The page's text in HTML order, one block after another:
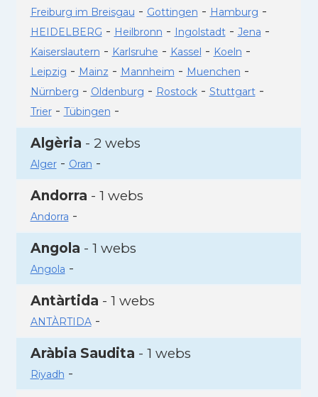
Freiburg im Breisgau - Gottingen - Hamburg -
HEIDELBERG - Heilbronn - Ingolstadt- Jena -
Kaiserslautern - Karlsruhe - Kassel - Koeln -
Leipzig - Mainz - Mannheim - Muenchen -
Nürnberg - Oldenburg - Rostock- Stuttgart-
Trier- Tübingen -
Algèria - 2 webs
Alger- Oran -
Andorra - 1 webs
Andorra -
Angola - 1 webs
Angola -
Antàrtida - 1 webs
ANTÀRTIDA-
Aràbia Saudita - 1 webs
Riyadh -